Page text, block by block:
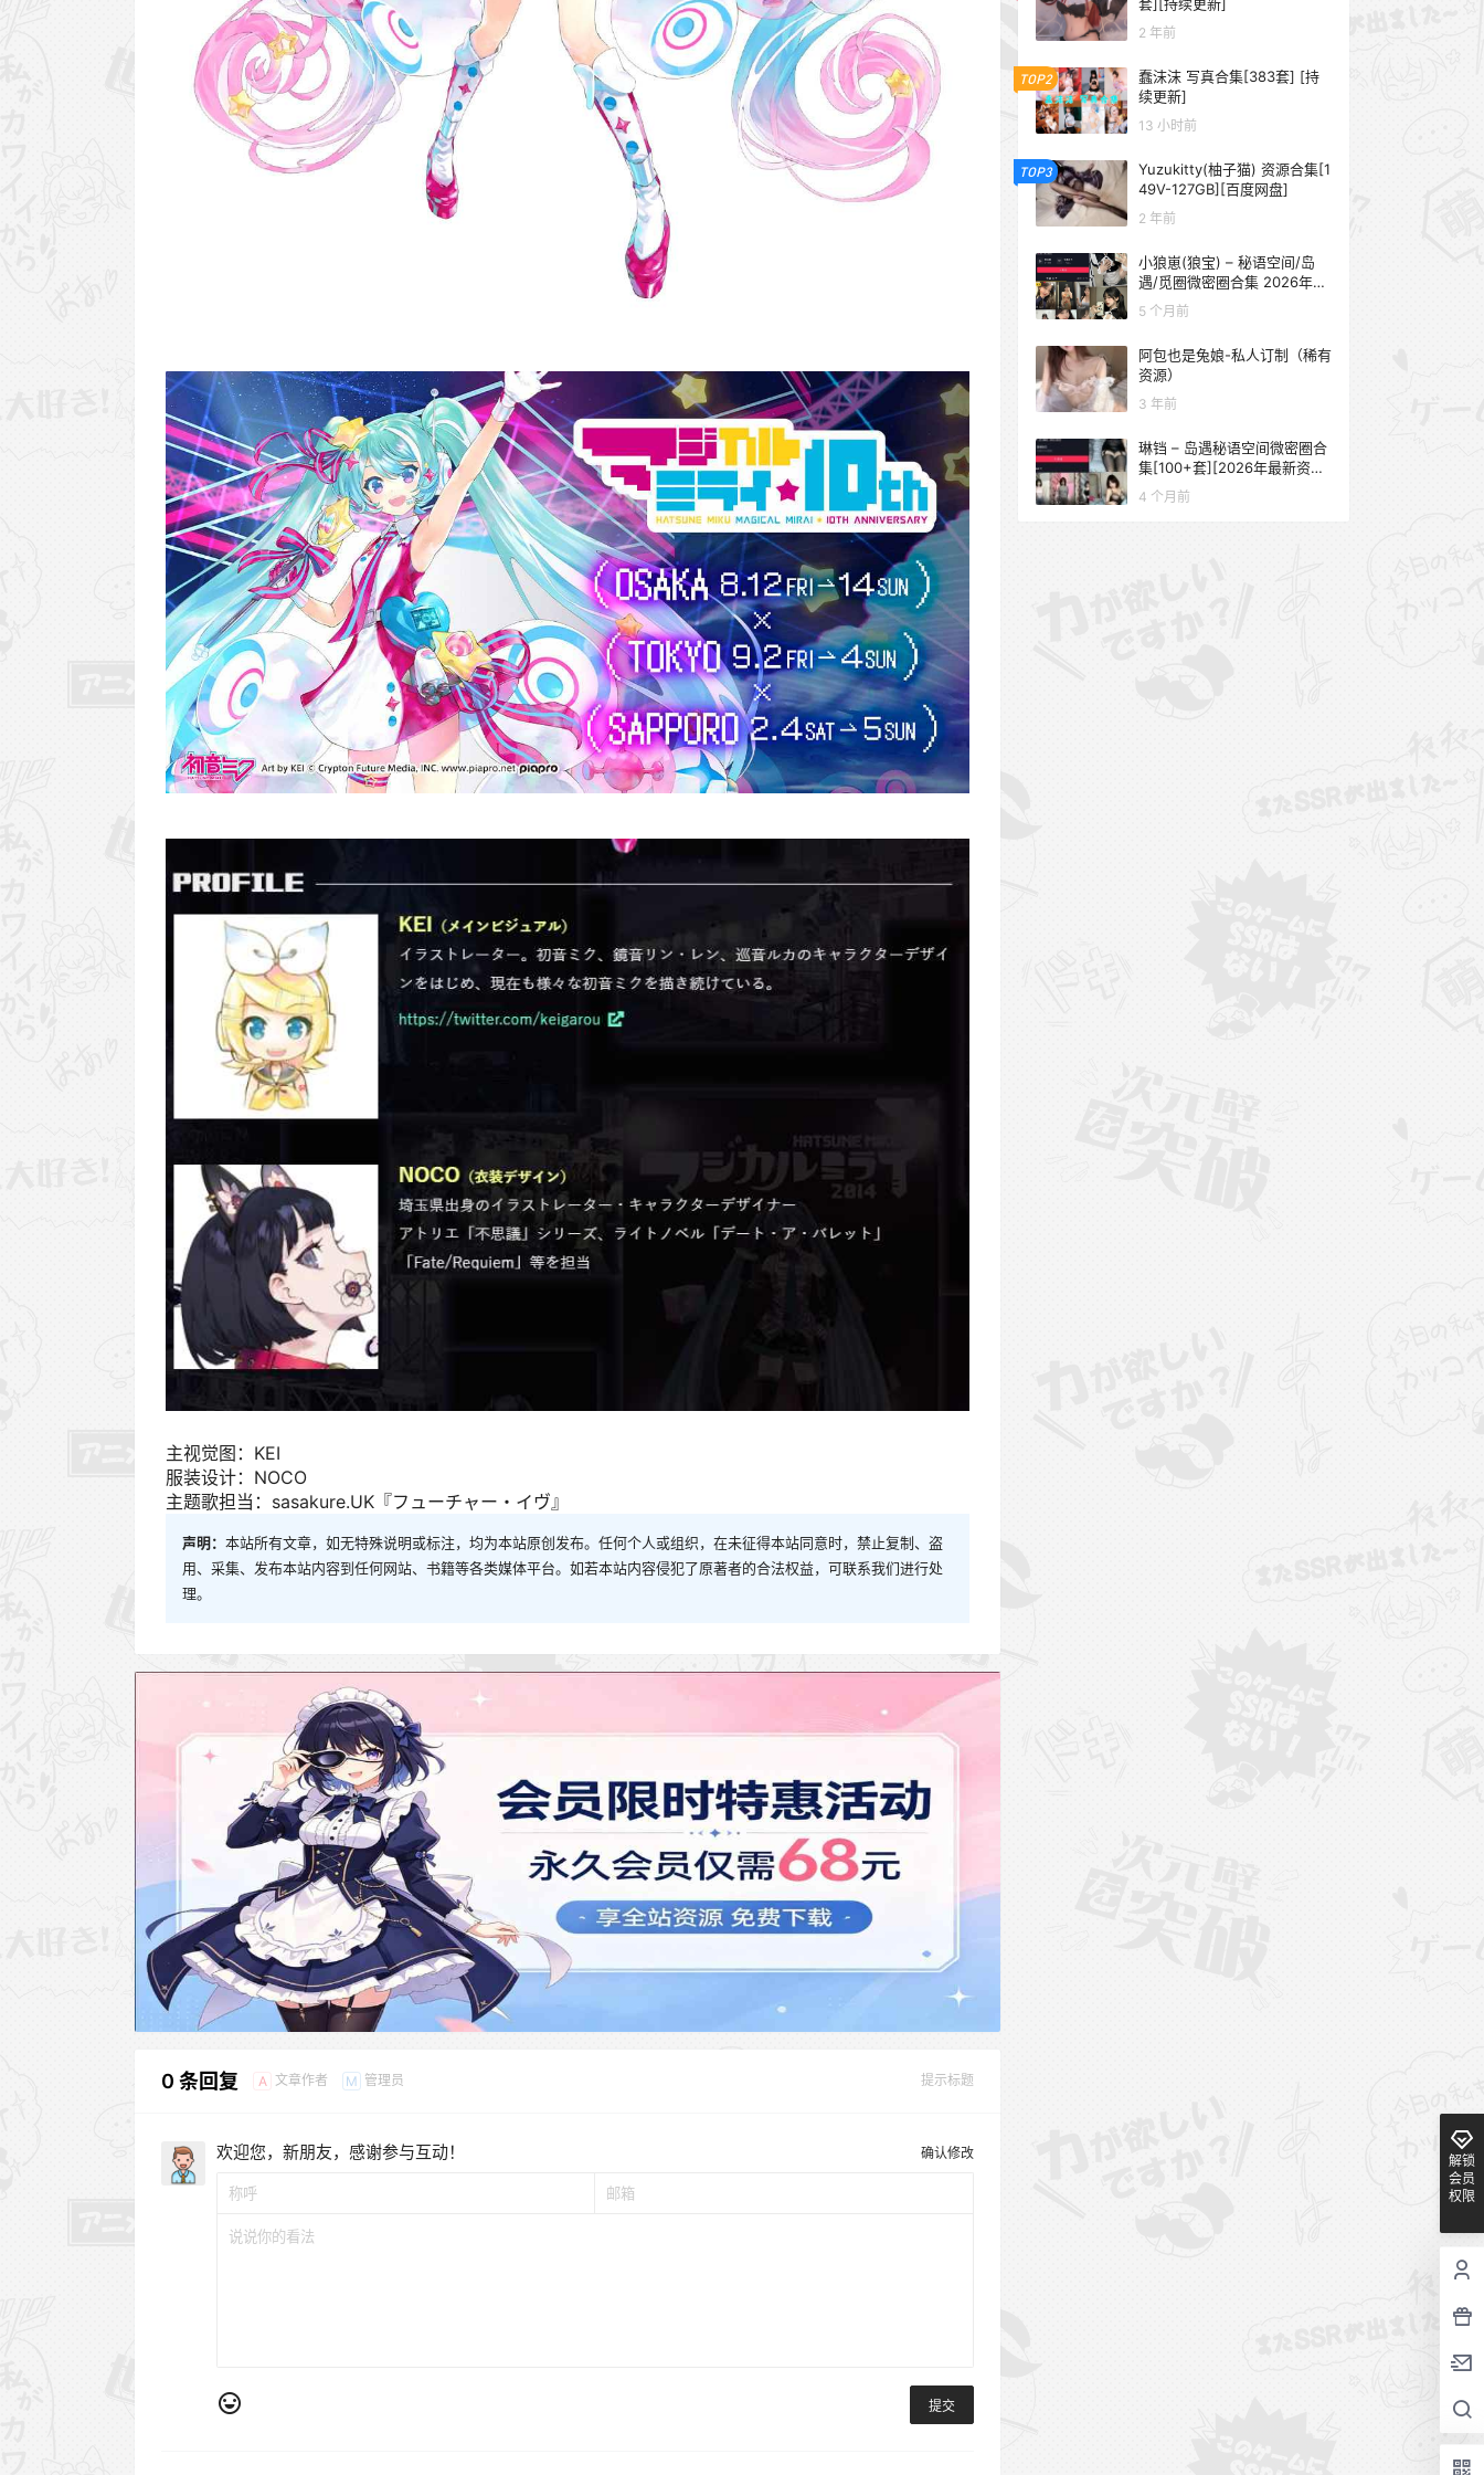
主视觉图：KEI
服装设计：NOCO
主题歌担当：sasakure.UK『フューチャー・イヴ』 ​​​
声明： 本站所有文章，如无特殊说明或标注，均为本站原创发布。任何个人或组织，在未征得本站同意时，禁止复制、盗
用、采集、发布本站内容到任何网站、书籍等各类媒体平台。如若本站内容侵犯了原著者的合法权益，可联系我们进行处
理。
0 条回复 A 文章作者 M 管理员 提示标题
欢迎您，新朋友，感谢参与互动！ 确认修改
提交
2 年前
TOP2
蠢沫沫 写真合集[383套] [持
续更新]
13 小时前
TOP3
Yuzukitty(柚子猫) 资源合集[1
49V-127GB][百度网盘]
2 年前
小狼崽(狼宝) – 秘语空间/岛
遇/觅圈微密圈合集 2026年抖
音资源更新中
5 个月前
阿包也是兔娘-私人订制（稀有
资源）
3 年前
琳铛 – 岛遇秘语空间微密圈合
集[100+套][2026年最新资源
更新中]
4 个月前
解锁
会员
权限